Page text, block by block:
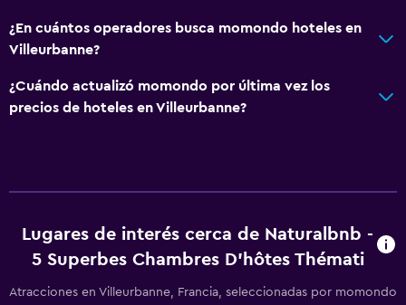
¿En cuántos operadores busca momondo hoteles en
Villeurbanne?
¿Cuándo actualizó momondo por última vez los
precios de hoteles en Villeurbanne?
Lugares de interés cerca de Naturalbnb -
5 Superbes Chambres D'hôtes Thémati
Atracciones en Villeurbanne, Francia, seleccionadas por momondo